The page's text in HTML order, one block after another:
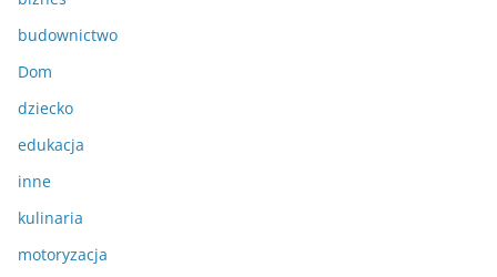
budownictwo
Dom
dziecko
edukacja
inne
kulinaria
motoryzacja